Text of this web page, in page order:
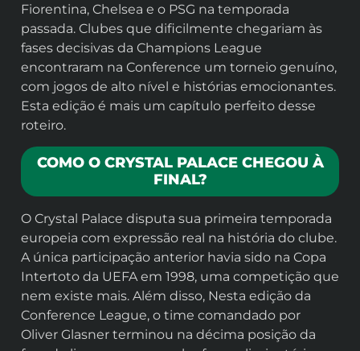
Fiorentina, Chelsea e o PSG na temporada
passada. Clubes que dificilmente chegariam às
fases decisivas da Champions League
encontraram na Conference um torneio genuíno,
com jogos de alto nível e histórias emocionantes.
Esta edição é mais um capítulo perfeito desse
roteiro.
COMO O CRYSTAL PALACE CHEGOU À
FINAL?
O Crystal Palace disputa sua primeira temporada
europeia com expressão real na história do clube.
A única participação anterior havia sido na Copa
Intertoto da UEFA em 1998, uma competição que
nem existe mais. Além disso, Nesta edição da
Conference League, o time comandado por
Oliver Glasner terminou na décima posição da